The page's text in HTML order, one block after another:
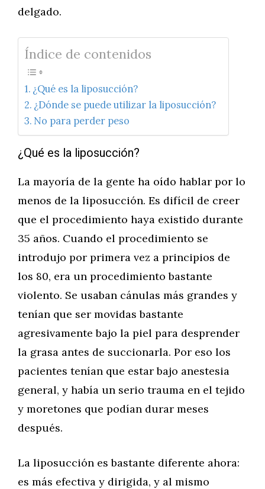
delgado.
Índice de contenidos
¿Qué es la liposucción?
¿Dónde se puede utilizar la liposucción?
No para perder peso
¿Qué es la liposucción?
La mayoría de la gente ha oído hablar por lo
menos de la liposucción. Es difícil de creer
que el procedimiento haya existido durante
35 años. Cuando el procedimiento se
introdujo por primera vez a principios de
los 80, era un procedimiento bastante
violento. Se usaban cánulas más grandes y
tenían que ser movidas bastante
agresivamente bajo la piel para desprender
la grasa antes de succionarla. Por eso los
pacientes tenían que estar bajo anestesia
general, y había un serio trauma en el tejido
y moretones que podían durar meses
después.
La liposucción es bastante diferente ahora:
es más efectiva y dirigida, y al mismo